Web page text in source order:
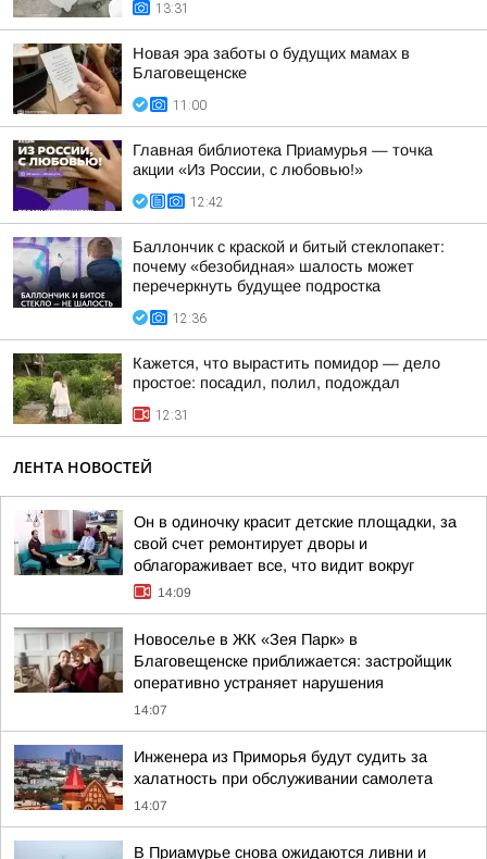
13:31
Новая эра заботы о будущих мамах в
Благовещенске
11:00
Главная библиотека Приамурья — точка
акции «Из России, с любовью!»
12:42
Баллончик с краской и битый стеклопакет:
почему «безобидная» шалость может
перечеркнуть будущее подростка
12:36
Кажется, что вырастить помидор — дело
простое: посадил, полил, подождал
12:31
ЛЕНТА НОВОСТЕЙ
Он в одиночку красит детские площадки, за
свой счет ремонтирует дворы и
облагораживает все, что видит вокруг
14:09
Новоселье в ЖК «Зея Парк» в
Благовещенске приближается: застройщик
оперативно устраняет нарушения
14:07
Инженера из Приморья будут судить за
халатность при обслуживании самолета
14:07
В Приамурье снова ожидаются ливни и